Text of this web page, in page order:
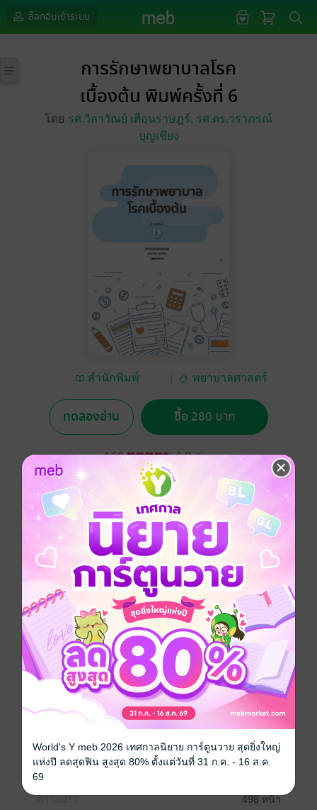
ล็อกอินเข้าระบบ
การรักษาพยาบาลโรค
เบื้องต้น พิมพ์ครั้งที่ 6
โดย รศ.วิลาวัณย์ เตือนราษฎร์, รศ.ดร.วราภรณ์
บุญเชียง
สำนักพิมพ์
พยาบาลศาสตร์
ทดลองอ่าน ซื้อ 280 บาท
4.50 2 Rating
อยากได้ ซื้อเป็นของขวัญ ติดตาม แชร์
การรักษาโรคเบื้องต้นมิใช่การรักษาโรคแต่เป็นการรักษา
พยาบาลที่ต้องอาศัยการผสมผสานกลมกลืนศาสตร์และ
ศิลปะในการดูแลรักษาคนทั้งคนอย่างเป็นองค์รวม หนังสือ
การรักษาพยาบาลโรคเบื้องต้น เล่มนี้เป็นหนังสือที่รวบรวม
เนื้อหาเกี่ยวกับการรักษาพยาบาลโรคเบื้องต้นโดยอยู่ภาย
ใต้ขอบเขตที่สภาการพยาบาลกำหนดซึ่งจะทำให้ผู้อ่านได้
นำความรู้ไปประยุกต์ใช้ในการเรียนและการทำงานได้ดี
อุดมศึกษา
ประเภทไฟล์ pdf
วันที่วางขาย
498 หน้า
World's Y meb 2026 เทศกาลนิยาย การ์ตูนวาย สุดยิ่งใหญ่
แห่งปี ลดสุดฟิน สูงสุด 80% ตั้งแต่วันที่ 31 ก.ค. - 16 ส.ค.
69